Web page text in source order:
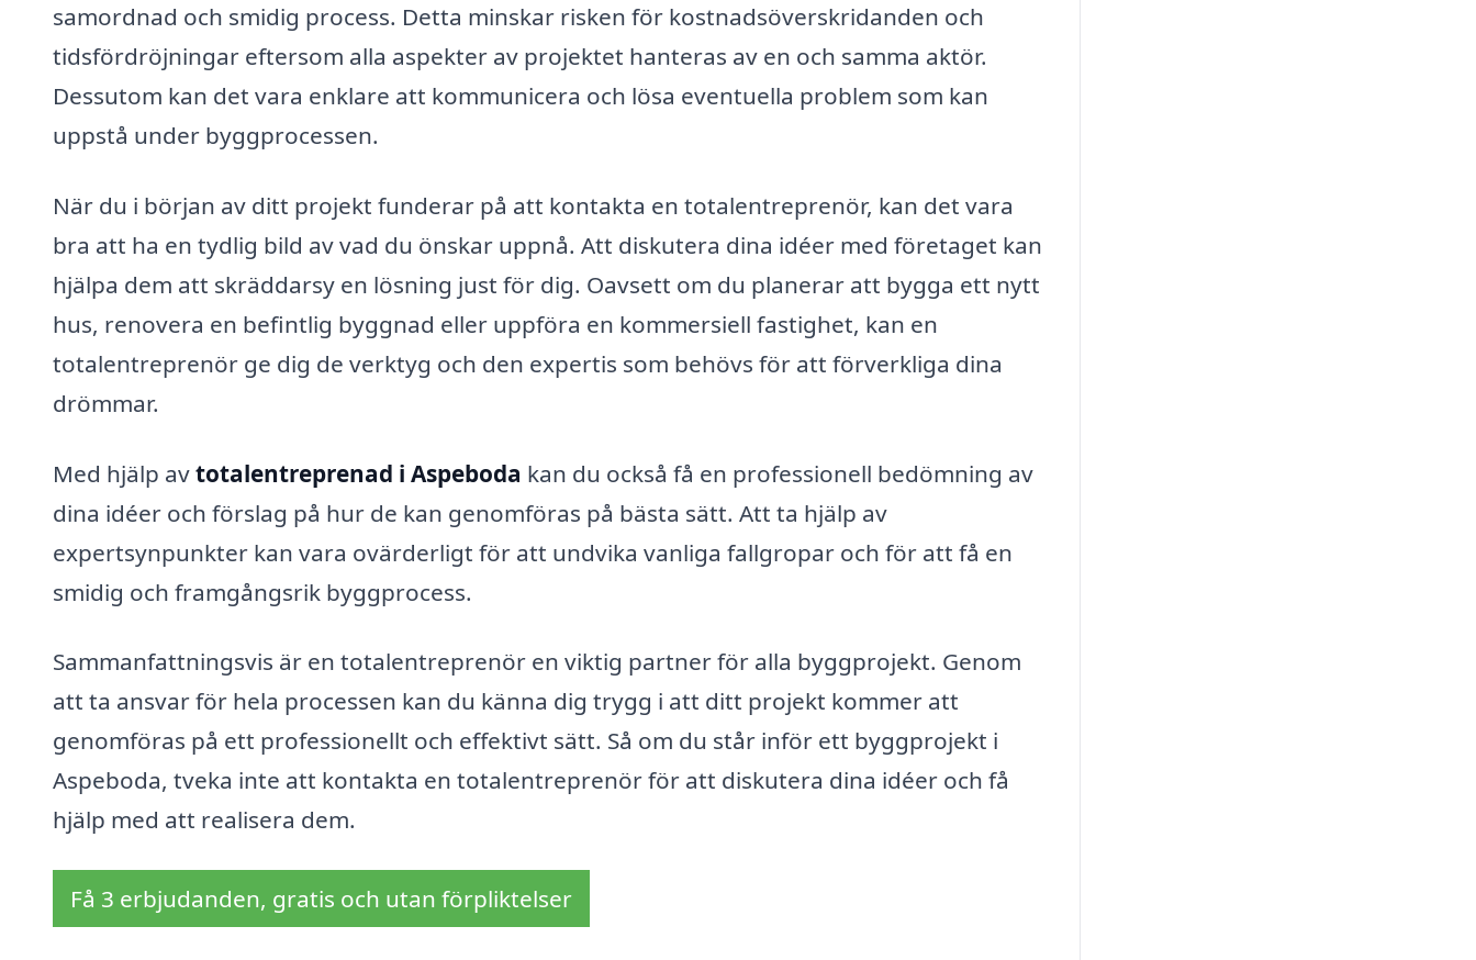
samordnad och smidig process. Detta minskar risken för kostnadsöverskridanden och
tidsfördröjningar eftersom alla aspekter av projektet hanteras av en och samma aktör.
Dessutom kan det vara enklare att kommunicera och lösa eventuella problem som kan
uppstå under byggprocessen.
När du i början av ditt projekt funderar på att kontakta en totalentreprenör, kan det vara
bra att ha en tydlig bild av vad du önskar uppnå. Att diskutera dina idéer med företaget kan
hjälpa dem att skräddarsy en lösning just för dig. Oavsett om du planerar att bygga ett nytt
hus, renovera en befintlig byggnad eller uppföra en kommersiell fastighet, kan en
totalentreprenör ge dig de verktyg och den expertis som behövs för att förverkliga dina
drömmar.
Med hjälp avtotalentreprenad i Aspeboda kan du också få en professionell bedömning av
dina idéer och förslag på hur de kan genomföras på bästa sätt. Att ta hjälp av
expertsynpunkter kan vara ovärderligt för att undvika vanliga fallgropar och för att få en
smidig och framgångsrik byggprocess.
Sammanfattningsvis är en totalentreprenör en viktig partner för alla byggprojekt. Genom
att ta ansvar för hela processen kan du känna dig trygg i att ditt projekt kommer att
genomföras på ett professionellt och effektivt sätt. Så om du står inför ett byggprojekt i
Aspeboda, tveka inte att kontakta en totalentreprenör för att diskutera dina idéer och få
hjälp med att realisera dem.
Få 3 erbjudanden, gratis och utan förpliktelser